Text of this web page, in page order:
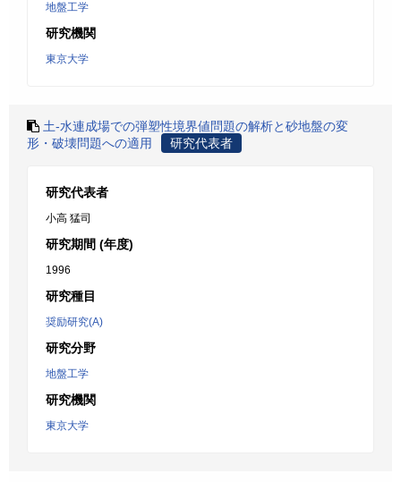
地盤工学
研究機関
東京大学
土-水連成場での弾塑性境界値問題の解析と砂地盤の変
形・破壊問題への適用
研究代表者
研究代表者
小高 猛司
研究期間 (年度)
1996
研究種目
奨励研究(A)
研究分野
地盤工学
研究機関
東京大学